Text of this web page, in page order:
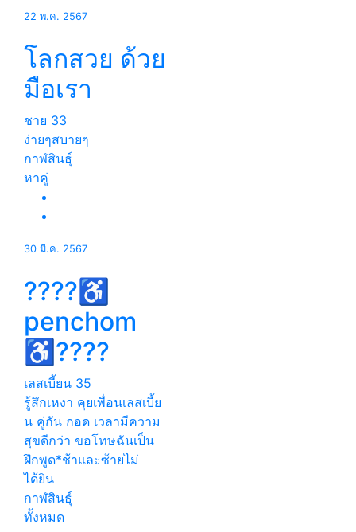
22 พ.ค. 2567
โลกสวย ด้วย
มือเรา
ชาย 33
ง่ายๆสบายๆ
กาฬสินธุ์
หาคู่
30 มี.ค. 2567
????♿
penchom
♿????
เลสเบี้ยน 35
รู้สึกเหงา คุยเพื่อนเลสเบี้ย
น คู่กัน กอด เวลามีความ
สุขดีกว่า ขอโทษฉันเป็น
ฝึกพูด*ช้าและซ้ายไม่
ได้ยิน
กาฬสินธุ์
ทั้งหมด